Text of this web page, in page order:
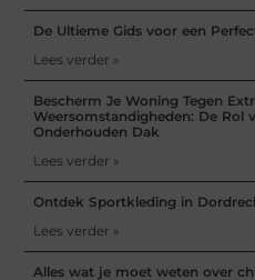
De Ultieme Gids voor een
Lees verder »
Bescherm Je Woning Tegen
Weersomstandigheden: De Rol
Onderhouden Dak
Lees verder »
Ontdek Sportkleding in
Lees verder »
Alles wat je moet weten over